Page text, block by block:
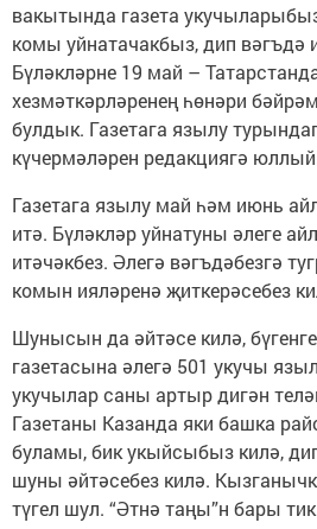
вакытында газета
комы уйнатачакбыз, дип вәгъдә
Бүләкләрне 19 май –
хезмәткәрләренең һөнәри
булдык. Газетага язылу
күчермәләрен редакциягә
Газетага язылу май һәм июнь
итә. Бүләкләр уйнатуны әлеге
итәчәкбез. Әлегә вәгъдәбезгә
комын ияләренә җиткерәсебез
Шунысын да әйтәсе килә,
газетасына әлегә 501 укучы
укучылар саны артыр дигән
Газетаны Казанда яки башка
буламы, бик укыйсыбыз килә,
шуны әйтәсебез килә.
түгел шул. “Әтнә таңы”н бары